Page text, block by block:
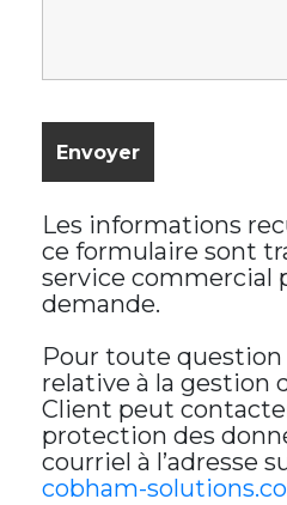
Les informations
ce formulaire sont
service commercial
demande.
Pour toute
relative à la gestion
Client peut
protection des
courriel à l’adresse
cobham-